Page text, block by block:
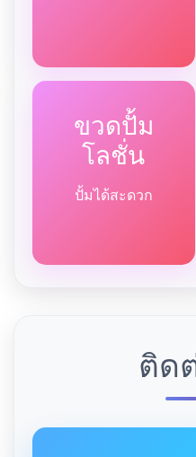
ขวดปั้ม
โลชั่น
ปั้มได้สะดวก
ติด